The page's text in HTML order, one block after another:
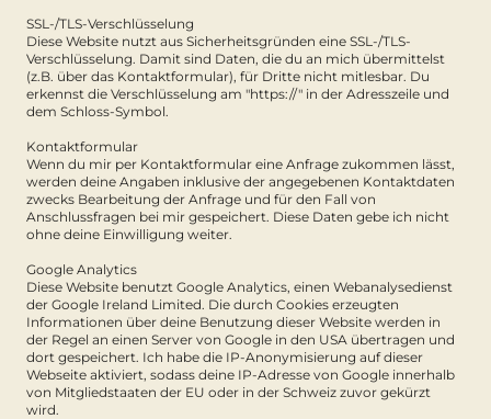
SSL-/TLS-Verschlüsselung
Diese Website nutzt aus Sicherheitsgründen eine SSL-/TLS-
Verschlüsselung. Damit sind Daten, die du an mich übermittelst
(z.B. über das Kontaktformular), für Dritte nicht mitlesbar. Du
erkennst die Verschlüsselung am "https://" in der Adresszeile und
dem Schloss-Symbol.
Kontaktformular
Wenn du mir per Kontaktformular eine Anfrage zukommen lässt,
werden deine Angaben inklusive der angegebenen Kontaktdaten
zwecks Bearbeitung der Anfrage und für den Fall von
Anschlussfragen bei mir gespeichert. Diese Daten gebe ich nicht
ohne deine Einwilligung weiter.
Google Analytics
Diese Website benutzt Google Analytics, einen Webanalysedienst
der Google Ireland Limited. Die durch Cookies erzeugten
Informationen über deine Benutzung dieser Website werden in
der Regel an einen Server von Google in den USA übertragen und
dort gespeichert. Ich habe die IP-Anonymisierung auf dieser
Webseite aktiviert, sodass deine IP-Adresse von Google innerhalb
von Mitgliedstaaten der EU oder in der Schweiz zuvor gekürzt
wird.